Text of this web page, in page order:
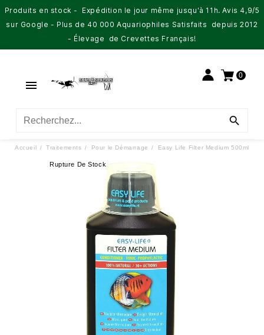
Produits en stock - Expédition le jour même jusqu'à 11h. Avis 4,9/5
sur Google - Plus de 40 000 Aquariophiles Satisfaits depuis 2012
- Élevage de Crevettes Français!

0

Accueil Traitements Pour le Démarrage Easy Life Filter Medium 500ml
Rupture De Stock